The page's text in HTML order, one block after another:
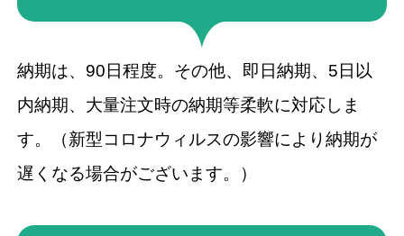
納期は、90⽇程度。その他、即⽇納期、5⽇以
内納期、⼤量注⽂時の納期等柔軟に対応しま
す。（新型コロナウィルスの影響により納期が
遅くなる場合がございます。）